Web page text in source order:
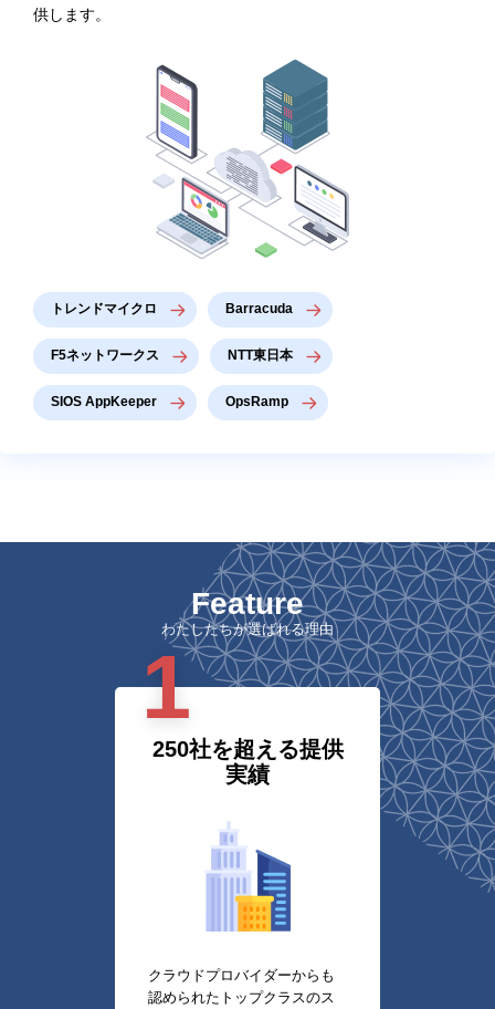
供します。
トレンドマイクロ Barracuda
F5ネットワークス NTT東日本
SIOS AppKeeper OpsRamp
Feature
わたしたちが選ばれる理由
1
250社を超える提供
実績
クラウドプロバイダーからも
認められたトップクラスのス